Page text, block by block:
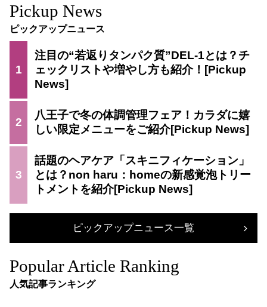
Pickup News
ピックアップニュース
1
注目の“若返りタンパク質”DEL-1とは？チ
ェックリストや増やし方も紹介！
2
八王子で冬の体調管理フェア！カラダに嬉
しい限定メニューをご紹介
3
話題のヘアケア「スキニフィケーション」
とは？non haru：homeの新感覚泡トリー
トメントを紹介
ピックアップニュース一覧
Popular Article Ranking
人気記事ランキング